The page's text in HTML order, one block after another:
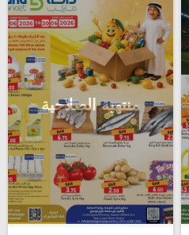
منتهية الصلاحية